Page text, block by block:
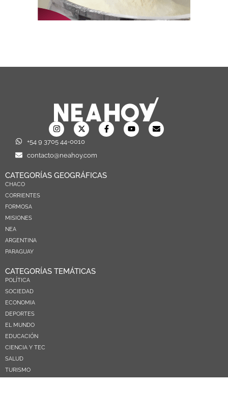
+54 9 3705 44-0010
contacto@neahoy.com
CATEGORÍAS GEOGRÁFICAS
CHACO
CORRIENTES
FORMOSA
MISIONES
NEA
ARGENTINA
PARAGUAY
CATEGORÍAS TEMÁTICAS
POLÍTICA
SOCIEDAD
ECONOMIA
DEPORTES
EL MUNDO
EDUCACIÓN
CIENCIA Y TEC
SALUD
TURISMO